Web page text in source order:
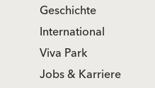
Geschichte
International
Viva Park
Jobs & Karriere